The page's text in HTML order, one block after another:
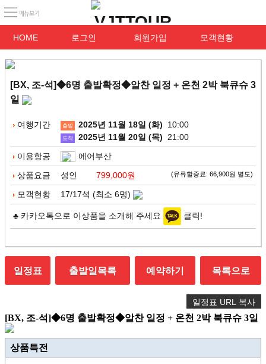
HOME 로그인 회원가입 모객현황
[BX, 조-석]◆6명 출발확정◆알찬 일정 + 온천 2박 북큐슈 3
일
여행기간 출발 2025년 11월 18일 (화) 10:00
도착 2025년 11월 20일 (목)
21:00
이용항공
에어부산
상품요금
성인 799,000원 (유류할증료: 66,900원 별도)
모객현황 17/17석 (최소 6명)
♣ 카카오톡으로 이상품을 소개해 주세요 클릭!
일정표 출발일목록 예약하기 목록으로